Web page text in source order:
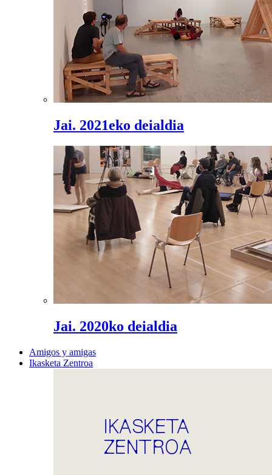
Jai. 2021eko deialdia
Jai. 2020ko deialdia
Amigos y amigas
Ikasketa Zentroa